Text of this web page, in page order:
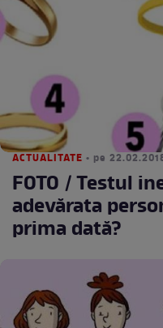
ACTUALITATE • pe
FOTO / Testul
adevărata
prima dată?